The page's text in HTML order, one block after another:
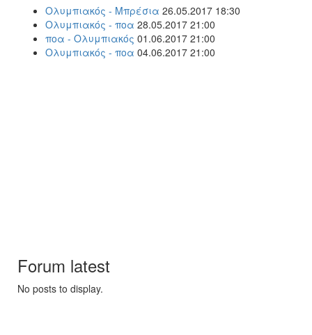
Ολυμπιακός - Μπρέσια 26.05.2017 18:30
Ολυμπιακός - ποα 28.05.2017 21:00
ποα - Ολυμπιακός 01.06.2017 21:00
Ολυμπιακός - ποα 04.06.2017 21:00
Forum latest
No posts to display.